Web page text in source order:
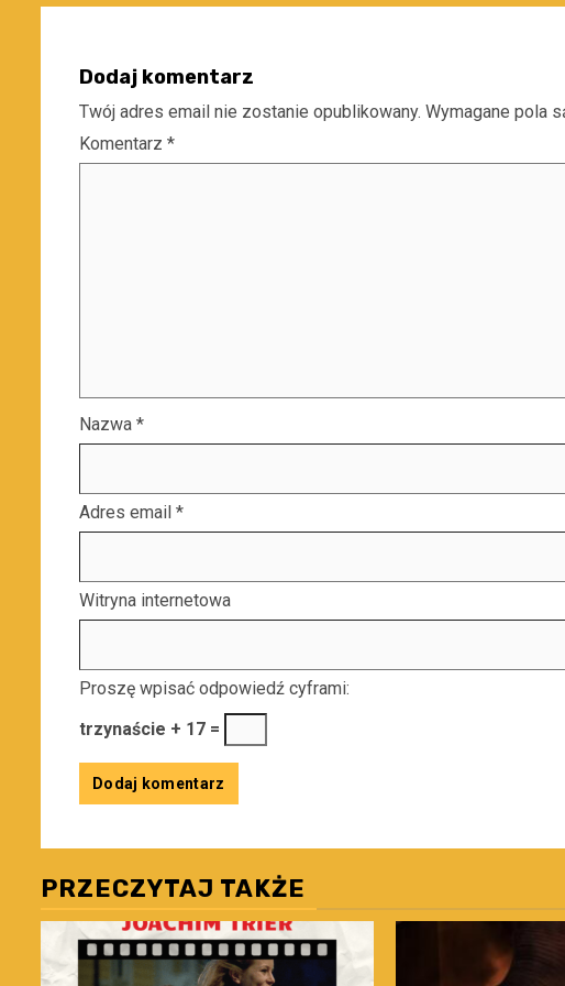
Dodaj komentarz
Twój adres email nie zostanie opublikowany. Wymagane pola
Komentarz *
Nazwa *
Adres email *
Witryna internetowa
Proszę wpisać odpowiedź cyframi:
trzynaście + 17 =
PRZECZYTAJ TAKŻE